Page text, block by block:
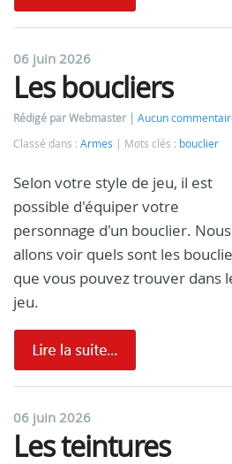
06 juin 2026
Les boucliers
Rédigé par Webmaster
Aucun
Classé dans : Armes Mots clés : bouclier
Selon votre style de jeu, il est
possible d'équiper votre
personnage d'un bouclier. Nous
allons voir quels sont les
que vous pouvez trouver dans
jeu.
06 juin 2026
Les teintures